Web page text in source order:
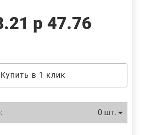
р 47.76
Купить в 1 клик
0 шт.